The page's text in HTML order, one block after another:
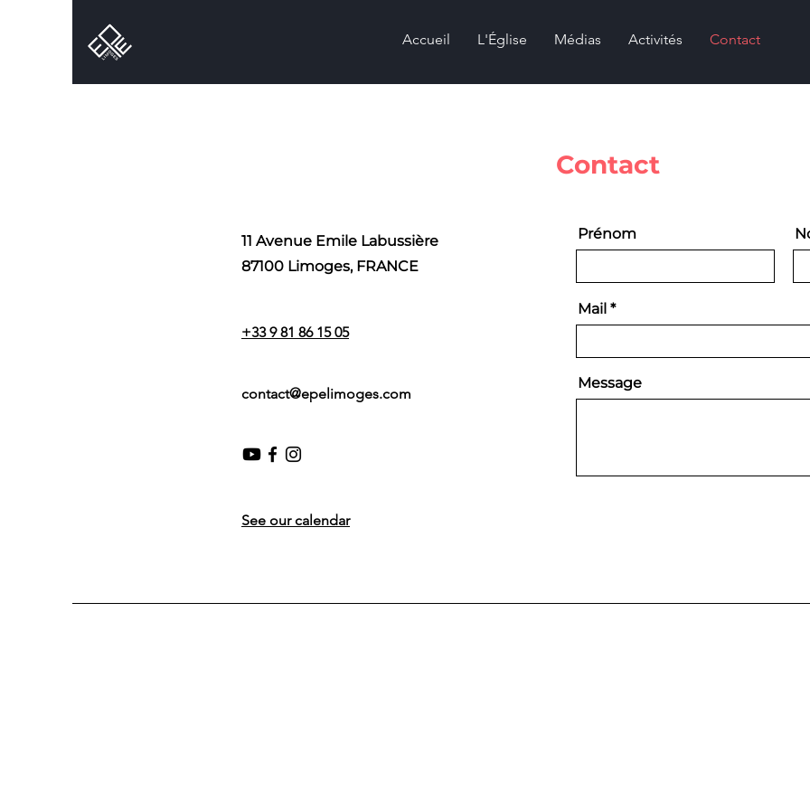
Accueil L'Église Médias Activités Contact
Contact
11 Avenue Emile Labussière
87100 Limoges, FRANCE
+33 9 81 86 15 05
contact@epelimoges.com
See our calendar
Prénom
Mail
Message